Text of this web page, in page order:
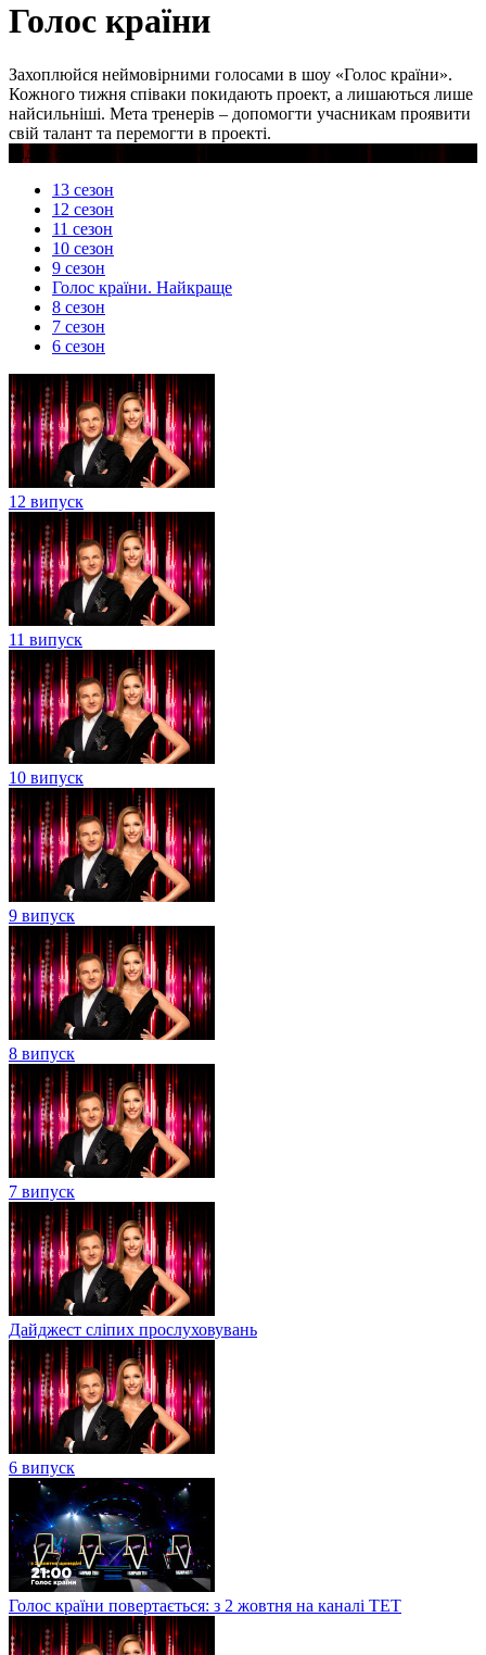
Голос країни
Захоплюйся неймовірними голосами в шоу «Голос країни».
Кожного тижня співаки покидають проект, а лишаються лише
найсильніші. Мета тренерів – допомогти учасникам проявити
свій талант та перемогти в проекті.
Відео недоступне в вашому регіоні
13 сезон
12 сезон
11 сезон
10 сезон
9 сезон
Голос країни. Найкраще
8 сезон
7 сезон
6 сезон
12 випуск
11 випуск
10 випуск
9 випуск
8 випуск
7 випуск
Дайджест сліпих прослуховувань
6 випуск
Голос країни повертається: з 2 жовтня на каналі ТЕТ